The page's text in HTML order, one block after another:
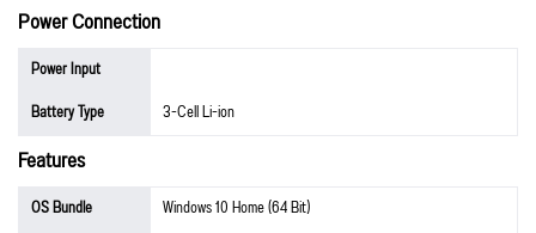
Power Connection
Power Input
Battery Type
3-Cell Li-ion
Features
OS Bundle Windows 10 Home (64 Bit)